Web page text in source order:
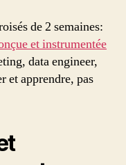
de 2 semaines:
et instrumentée
data engineer,
apprendre, pas